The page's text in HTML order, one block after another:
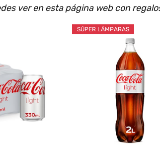
ver en esta página web con
SÚPER LÁMPARAS